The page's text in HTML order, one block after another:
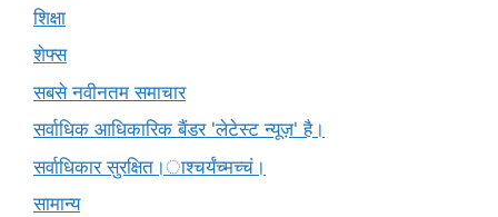
शिक्षा
शेफ्स
सबसे नवीनतम समाचार
सर्वाधिक आधिकारिक बैंडर 'लेटेस्ट न्यूज़' है।
सर्वाधिकार सुरक्षित।ाश्चर्यंच्मच्चं।
सामान्य